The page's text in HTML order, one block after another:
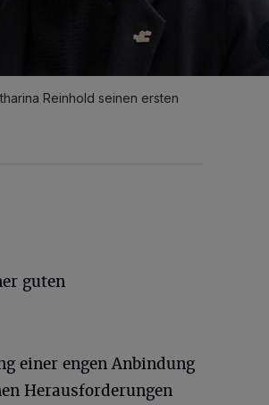
Reinhold seinen ersten
guten
einer engen Anbindung
Herausforderungen